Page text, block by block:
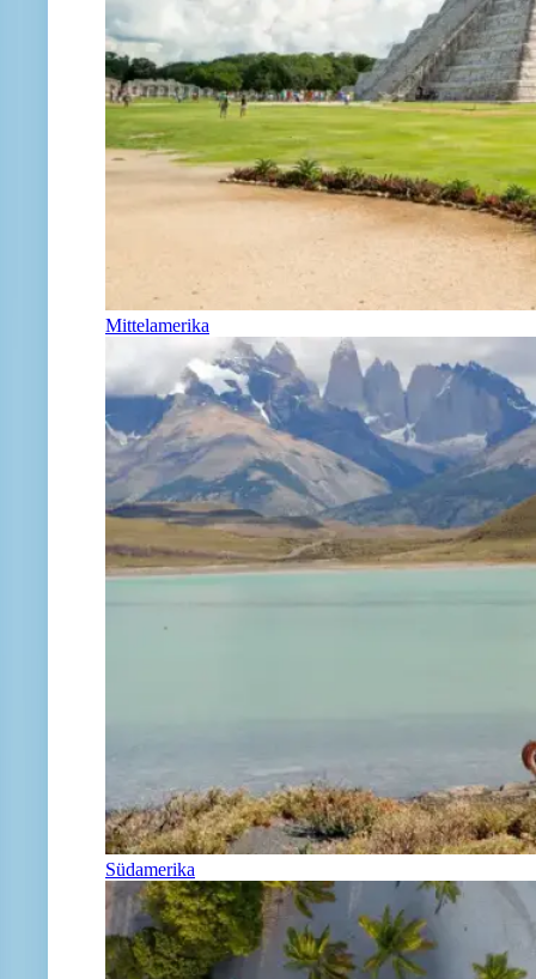
Mittelamerika
Südamerika